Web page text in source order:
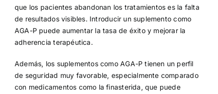
que los pacientes abandonan los tratamientos es la falta
de resultados visibles. Introducir un suplemento como
AGA-P puede aumentar la tasa de éxito y mejorar la
adherencia terapéutica.
Además, los suplementos como AGA-P tienen un perfil
de seguridad muy favorable, especialmente comparado
con medicamentos como la finasterida, que puede